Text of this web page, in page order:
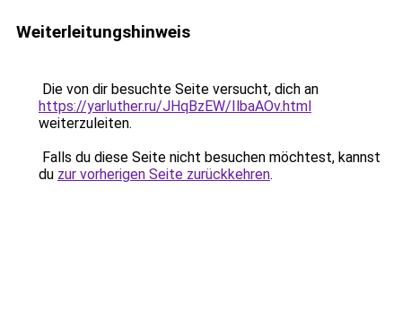
Weiterleitungshinweis
Die von dir besuchte Seite versucht, dich an
https://yarluther.ru/JHqBzEW/IlbaAOv.html
weiterzuleiten.
Falls du diese Seite nicht besuchen möchtest, kannst
du zur vorherigen Seite zurückkehren.